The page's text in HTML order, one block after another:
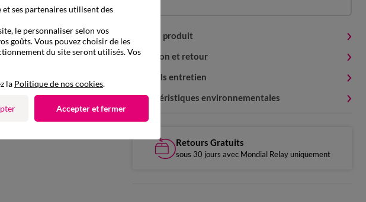
Détails produit
Livraison et retour
Conseils entretien
Caractéristiques environnementales
Retours Gratuits
sous 30 jours avec Mondial Relay uniquement
ses partenaires utilisent des
le personnaliser selon vos
goûts. Vous pouvez choisir de les
du site seront utilisés. Vos
la Politique de nos cookies.
Accepter et fermer